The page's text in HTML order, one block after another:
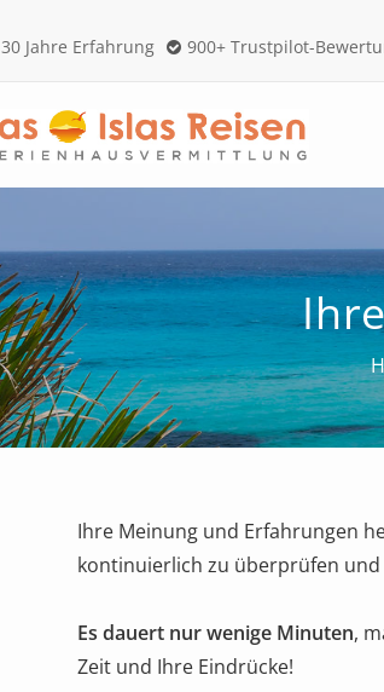
30 Jahre Erfahrung 900+ Trustpilot-
Ihre Meinung und Erfahrungen
kontinuierlich zu überprüfen
Es dauert nur wenige Minuten,
Zeit und Ihre Eindrücke!